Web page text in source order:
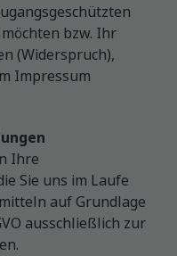
bzw. Ihr
(Widerspruch),
Impressum
Ihre
Sie uns im Laufe
auf Grundlage
ausschließlich zur